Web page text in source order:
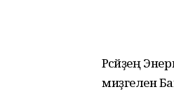
Рәсәйҙең
миҙгеленә